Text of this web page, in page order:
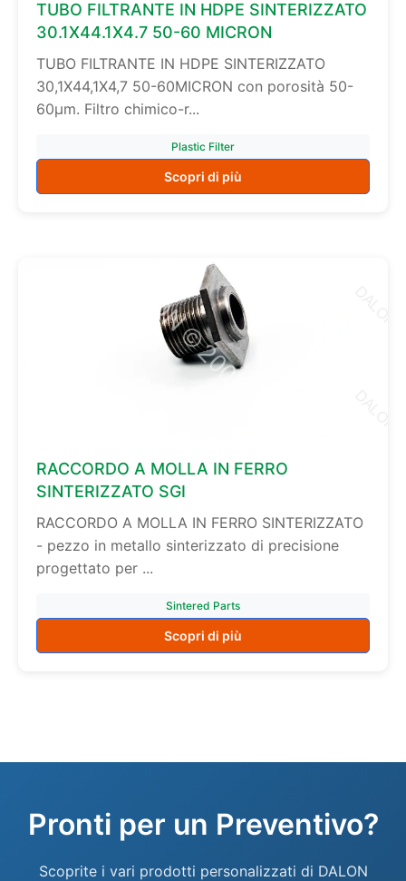
TUBO FILTRANTE IN HDPE SINTERIZZATO
30.1X44.1X4.7 50-60 MICRON
TUBO FILTRANTE IN HDPE SINTERIZZATO
30,1X44,1X4,7 50-60MICRON con porosità 50-
60µm. Filtro chimico-r...
Plastic Filter
Scopri di più
RACCORDO A MOLLA IN FERRO
SINTERIZZATO SGI
RACCORDO A MOLLA IN FERRO SINTERIZZATO
- pezzo in metallo sinterizzato di precisione
progettato per ...
Sintered Parts
Scopri di più
Pronti per un Preventivo?
Scoprite i vari prodotti personalizzati di DALON